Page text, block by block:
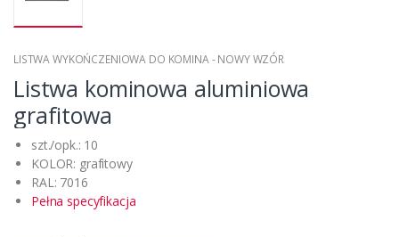
LISTWA WYKOŃCZENIOWA DO KOMINA - NOWY WZÓR
Listwa kominowa aluminiowa
grafitowa
szt./opk.: 10
KOLOR: grafitowy
RAL: 7016
Pełna specyfikacja